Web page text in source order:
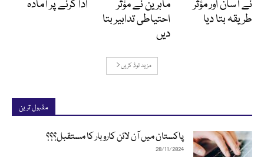
نے آسان اور مؤثر
طریقہ بتا دیا
ماہرین نے مؤثر
احتیاطی تدابیر بتا
دیں
ادا کرنے پر آمادہ
مزید لوڈ کریں
مقبول ترین
پاکستان میں آن لائن کاروبار کا مستقبل؟؟؟
28/11/2024